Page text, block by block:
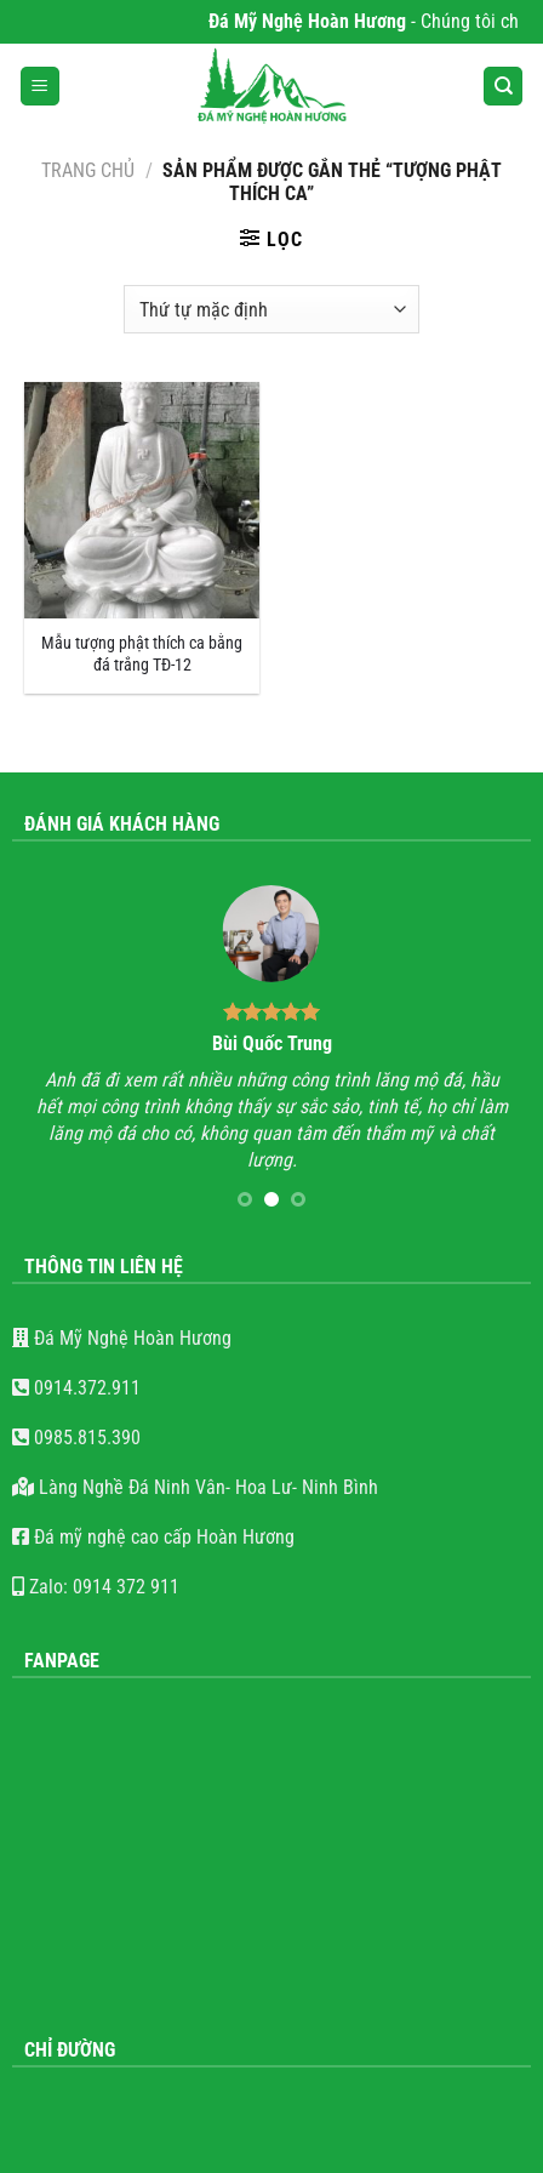
qua
nội
dung
Đá Mỹ Nghệ Hoàn Hương- Chúng tôi
TRANG CHỦ / SẢN PHẨM ĐƯỢC GẮN THẺ “TƯỢNG PHẬT
THÍCH CA”
LỌC
Mẫu tượng phật thích ca bằng
đá trắng TĐ-12
ĐÁNH GIÁ KHÁCH HÀNG
Bùi Quốc Trung
Anh đã đi xem rất nhiều những công trình lăng mộ đá, hầu
hết mọi công trình không thấy sự sắc sảo, tinh tế, họ chỉ làm
lăng mộ đá cho có, không quan tâm đến thẩm mỹ và chất
lượng.
THÔNG TIN LIÊN HỆ
Đá Mỹ Nghệ Hoàn Hương
0914.372.911
0985.815.390
Làng Nghề Đá Ninh Vân- Hoa Lư- Ninh Bình
Đá mỹ nghệ cao cấp Hoàn Hương
Zalo: 0914 372 911
FANPAGE
CHỈ ĐƯỜNG